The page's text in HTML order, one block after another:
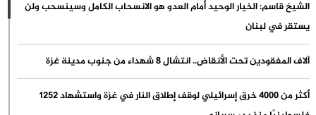
الشيخ قاسم: الخيار الوحيد أمام العدو هو الانسحاب الكامل وسينسحب ولن
يستقر في لبنان
آلاف المفقودين تحت الأنقاض.. انتشال 8 شهداء من جنوب مدينة غزة
أكثر من 4000 خرق إسرائيلي لوقف إطلاق النار في غزة واستشهاد 1252